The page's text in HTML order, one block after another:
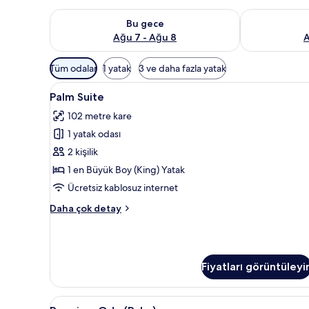
Bu gece
Ağu 7 - Ağu 8
Bu gece için müsaitliği kontrol et Ağu 7 - Ağu 8
Yarın için
Odalar
için
mevcut
filtreler
Tüm odalar 1 yatak 3 ve daha fazla yatak
Palm
Suite
için
tüm
fotoğrafları
görün
5
Palm Suite
102 metre kare
1 yatak odası
2 kişilik
1 en Büyük Boy (King) Yatak
Ücretsiz kablosuz internet
Daha çok detay
Palm
Fiyatları
Premium
Minibar, odada kasa, masa,